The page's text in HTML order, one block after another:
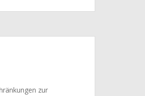
zur